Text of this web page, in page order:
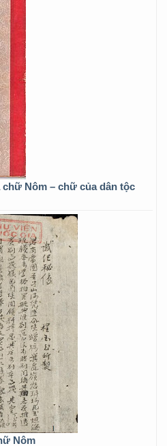
Nôm – chữ của dân tộc
Nôm